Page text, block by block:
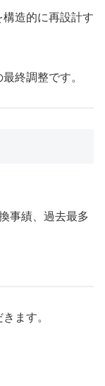
造的に再設計す
終調整です。
事績、過去最多
ます。